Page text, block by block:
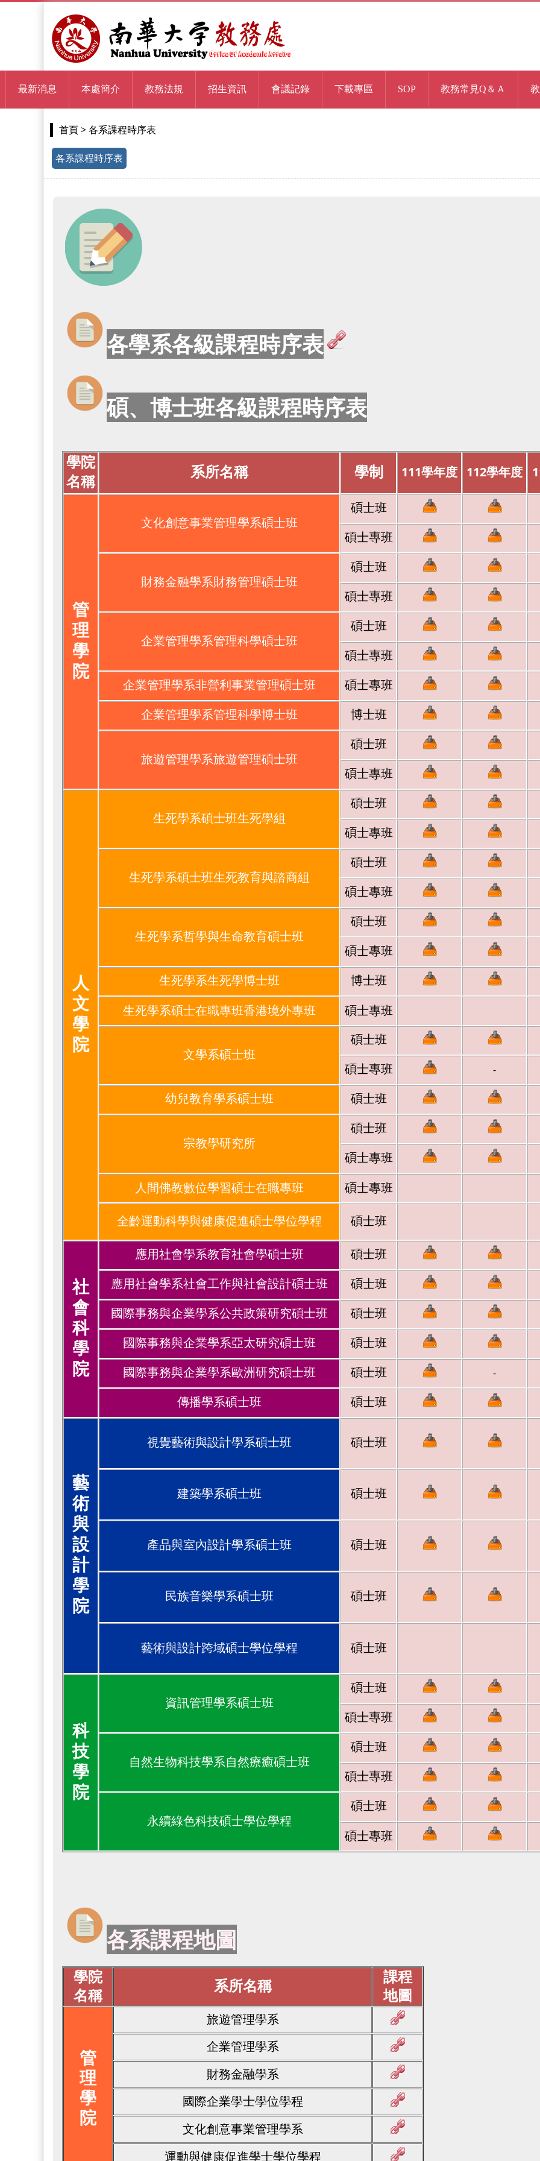
首頁 > 各系課程時序表
各系課程時序表
各學系各級課程時序表
碩、博士班各級課程時序表
學院
名稱
系所名稱 學制 111學年度 112學年度
管
理
學
院
文化創意事業管理學系碩士班
碩士班
碩士專班
財務金融學系財務管理碩士班
碩士班
碩士專班
企業管理學系管理科學碩士班
碩士班
碩士專班
企業管理學系非營利事業管理碩士班
碩士專班
企業管理學系管理科學博士班
博士班
旅遊管理學系旅遊管理碩士班
碩士班
碩士專班
人
文
學
院
生死學系碩士班生死學組
碩士班
碩士專班
生死學系碩士班生死教育與諮商組
碩士班
碩士專班
生死學系哲學與生命教育碩士班
碩士班
碩士專班
生死學系生死學博士班
博士班
生死學系碩士在職專班香港境外專班 碩士專班
文學系碩士班
碩士班
碩士專班
-
幼兒教育學系碩士班 碩士班
宗教學研究所
碩士班
碩士專班
人間佛教數位學習碩士在職專班
碩士專班
全齡運動科學與健康促進碩士學位學程 碩士班
社
會
科
學
院
應用社會學系教育社會學碩士班
碩士班
應用社會學系社會工作與社會設計碩士班
碩士班
國際事務與企業學系公共政策研究碩士班
碩士班
國際事務與企業學系亞太研究碩士班
碩士班
國際事務與企業學系歐洲研究碩士班
碩士班 -
傳播學系碩士班 碩士班
藝
術
與
設
計
學
院
視覺藝術與設計學系碩士班 碩士班
建築學系碩士班 碩士班
產品與室內設計學系碩士班 碩士班
民族音樂學系碩士班 碩士班
藝術與設計跨域碩士學位學程 碩士班
科
技
學
院
資訊管理學系碩士班
碩士班
碩士專班
自然生物科技學系自然療癒碩士班
碩士班
碩士專班
永續綠色科技碩士學位學程
碩士班
碩士專班
各系課程地圖
學院
名稱
系所名稱
課程
地圖
管
理
學
院
旅遊管理學系
企業管理學系
財務金融學系
國際企業學士學位學程
文化創意事業管理學系
運動與健康促進學士學位學程
最新消息 本處簡介 教務法規 招生資訊 會議記錄 下載專區 SOP 教務常見Q＆Ａ